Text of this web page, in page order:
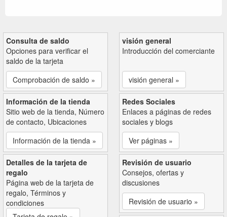
Consulta de saldo
Opciones para verificar el
saldo de la tarjeta
Comprobación de saldo »
visión general
Introducción del comerciante
visión general »
Información de la tienda
Sitio web de la tienda, Número
de contacto, Ubicaciones
Información de la tienda »
Redes Sociales
Enlaces a páginas de redes
sociales y blogs
Ver páginas »
Detalles de la tarjeta de
regalo
Página web de la tarjeta de
regalo, Términos y
condiciones
Revisión de usuario
Consejos, ofertas y
discusiones
Revisión de usuario »